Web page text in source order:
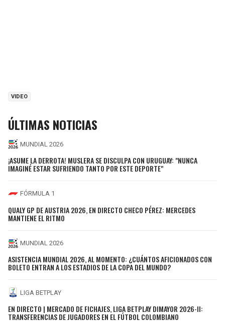
VIDEO
ÚLTIMAS NOTICIAS
MUNDIAL 2026
¡ASUME LA DERROTA! MUSLERA SE DISCULPA CON URUGUAY: "NUNCA
IMAGINÉ ESTAR SUFRIENDO TANTO POR ESTE DEPORTE"
FÓRMULA 1
QUALY GP DE AUSTRIA 2026, EN DIRECTO CHECO PÉREZ: MERCEDES
MANTIENE EL RITMO
MUNDIAL 2026
ASISTENCIA MUNDIAL 2026, AL MOMENTO: ¿CUÁNTOS AFICIONADOS CON
BOLETO ENTRAN A LOS ESTADIOS DE LA COPA DEL MUNDO?
LIGA BETPLAY
EN DIRECTO | MERCADO DE FICHAJES, LIGA BETPLAY DIMAYOR 2026-II:
TRANSFERENCIAS DE JUGADORES EN EL FÚTBOL COLOMBIANO